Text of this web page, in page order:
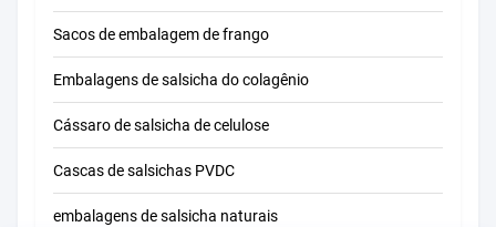
Sacos de embalagem de frango
Embalagens de salsicha do colagênio
Cássaro de salsicha de celulose
Cascas de salsichas PVDC
embalagens de salsicha naturais